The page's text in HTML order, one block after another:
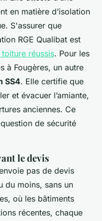
en matière d’isolation
S'assurer que
RGE Qualibat est
réussis. Pour les
à Fougères, un autre
SS4. Elle certifie que
et évacuer l’amiante,
anciennes. Ce
de sécurité
le devis
pas de devis
du moins, sans un
où les bâtiments
récentes, chaque